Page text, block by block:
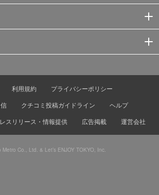
利用規約
プライバシーポリシー
クチコミ投稿ガイドライン
ヘルプ
スリリース・情報提供 広告掲載 運営会社
Metro Co., Ltd. & Let’s ENJOY TOKYO, Inc.